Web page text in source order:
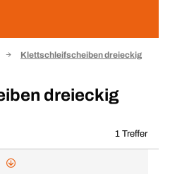
Klettschleifscheiben dreieckig
dreieckig
1 Treffer